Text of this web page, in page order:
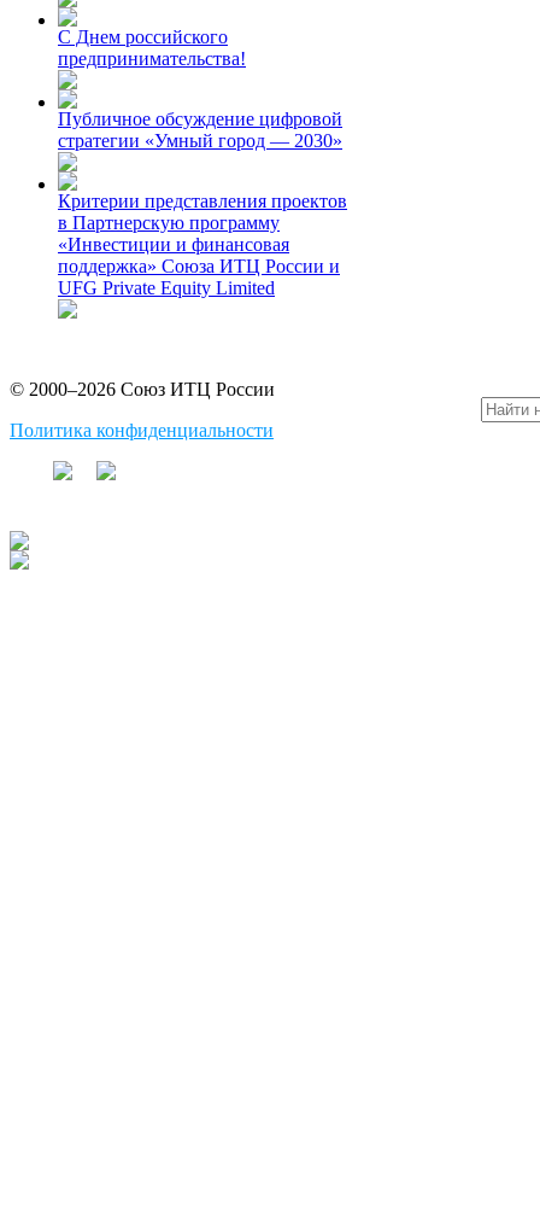
С Днем российского
предпринимательства!
Публичное обсуждение цифровой
стратегии «Умный город — 2030»
Критерии представления проектов
в Партнерскую программу
«Инвестиции и финансовая
поддержка» Союза ИТЦ России и
UFG Private Equity Limited
© 2000–2026 Союз ИТЦ России
Политика конфиденциальности